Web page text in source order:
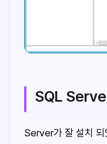
SQL
Server가 잘 설치 되